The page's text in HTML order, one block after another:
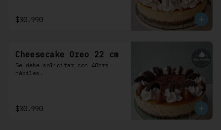
$30.990
Cheesecake Oreo 22 cm
Se debe solicitar con 48hrs
hábiles.
$30.990